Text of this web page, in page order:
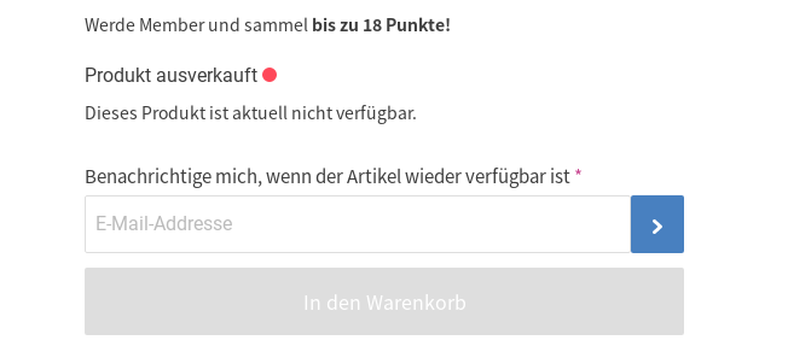
Werde Member und sammel bis zu 18 Punkte!
Produkt ausverkauft
Dieses Produkt ist aktuell nicht verfügbar.
Benachrichtige mich, wenn der Artikel wieder verfügbar ist
In den Warenkorb